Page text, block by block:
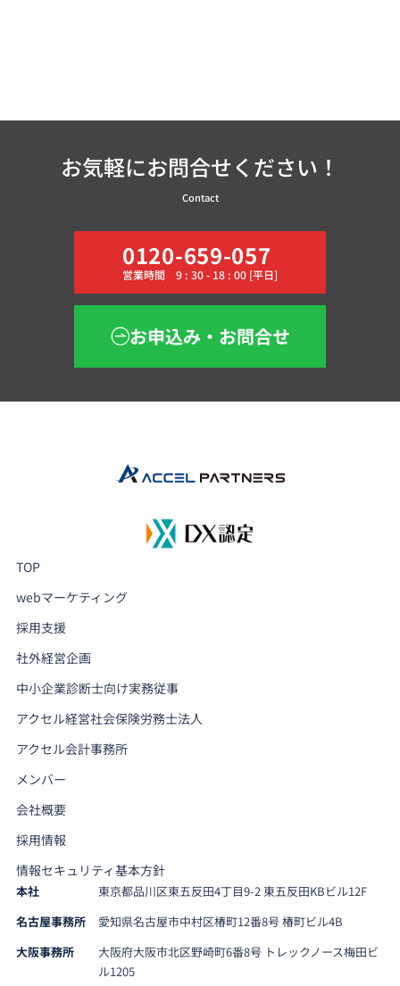
お気軽にお問合せください！
Contact
0120-659-057
営業時間 9 : 30 - 18 : 00 [平日]
お申込み・お問合せ
TOP
webマーケティング
採用支援
社外経営企画
中小企業診断士向け実務従事
アクセル経営社会保険労務士法人
アクセル会計事務所
メンバー
会社概要
採用情報
情報セキュリティ基本方針
本社
東京都品川区東五反田4丁目9-2 東五反田KBビル12F
名古屋事務所
愛知県名古屋市中村区椿町12番8号 椿町ビル4B
大阪事務所
大阪府大阪市北区野崎町6番8号 トレックノース梅田ビ
ル1205